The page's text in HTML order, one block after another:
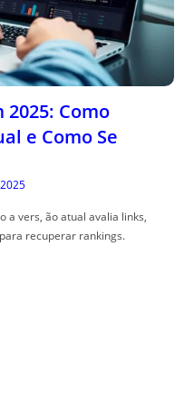
Como
e Como Se
a vers, ão atual avalia links,
recuperar rankings.